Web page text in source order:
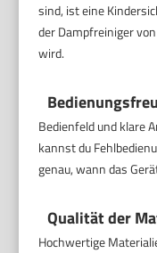
sind, ist eine
der Dampfreiniger
wird.
Bedienfeld und klare
kannst du
genau, wann das
Qualität der
Hochwertige